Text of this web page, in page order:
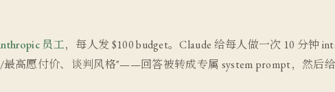
员工，每人发 $100 budget。Claude 给每人做一次 10 分钟
高愿付价、谈判风格"——回答被转成专属 system prompt，然后